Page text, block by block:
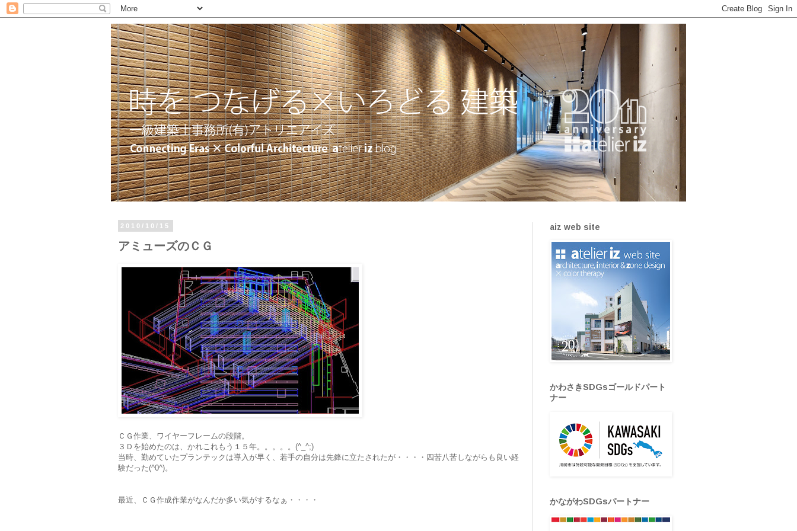
2010/10/15
アミューズのＣＧ
ＣＧ作業、ワイヤーフレームの段階。
３Ｄを始めたのは、かれこれもう１５年。。。。。(^_^;)
当時、勤めていたプランテックは導入が早く、若手の自分は先鋒に立たされたが・・・・四苦八苦しながらも良い経
験だった(^0^)。
最近、ＣＧ作成作業がなんだか多い気がするなぁ・・・・
aiz web site
かわさきSDGsゴールドパート
ナー
かながわSDGsパートナー